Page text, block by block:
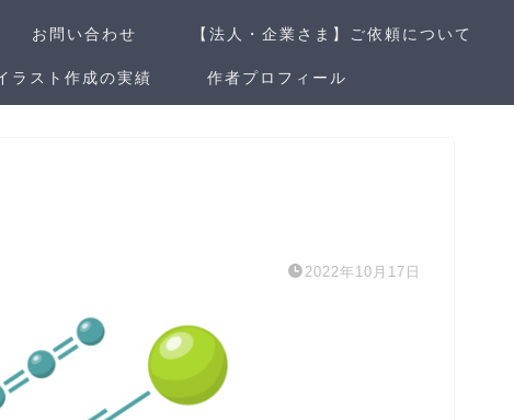
お問い合わせ 【法人・企業さま】ご依頼について
ラスト作成の実績 作者プロフィール
2022年10月17日